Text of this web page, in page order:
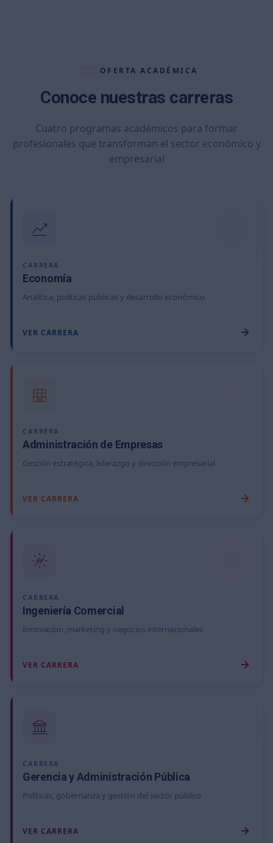
OFERTA ACADÉMICA
Conoce nuestras carreras
Cuatro programas académicos para formar
profesionales que transforman el sector económico y
empresarial
CARRERA
Economía
Analítica, políticas públicas y desarrollo económico
VER CARRERA
CARRERA
Administración de Empresas
Gestión estratégica, liderazgo y dirección empresarial
VER CARRERA
CARRERA
Ingeniería Comercial
Innovacíon, marketing y negocios internacionales
VER CARRERA
CARRERA
Gerencia y Administración Pública
Políticas, gobernanza y gestión del sector público
VER CARRERA